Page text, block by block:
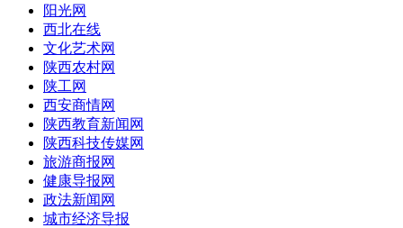
阳光网
西北在线
文化艺术网
陕西农村网
陕工网
西安商情网
陕西教育新闻网
陕西科技传媒网
旅游商报网
健康导报网
政法新闻网
城市经济导报